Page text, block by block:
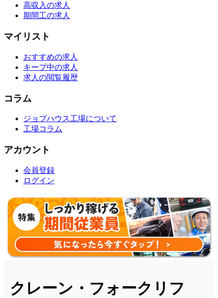
高収入の求人
期間工の求人
マイリスト
おすすめの求人
キープ中の求人
求人の閲覧履歴
コラム
ジョブハウス工場について
工場コラム
アカウント
会員登録
ログイン
クレーン・フォークリフ